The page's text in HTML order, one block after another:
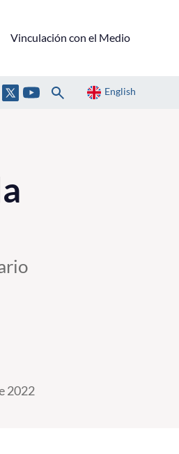
Vinculación con el Medio
English
2022